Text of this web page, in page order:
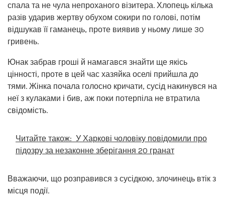
спала та не чула непроханого візитера. Хлопець кілька
разів ударив жертву обухом сокири по голові, потім
відшукав її гаманець, проте виявив у ньому лише 30
гривень.
Юнак забрав гроші й намагався знайти ще якісь
цінності, проте в цей час хазяйка оселі прийшла до
тями. Жінка почала голосно кричати, сусід накинувся на
неї з кулаками і бив, аж поки потерпіла не втратила
свідомість.
Читайте також: У Харкові чоловіку повідомили про
підозру за незаконне зберігання 20 гранат
Вважаючи, що розправився з сусідкою, злочинець втік з
місця події.